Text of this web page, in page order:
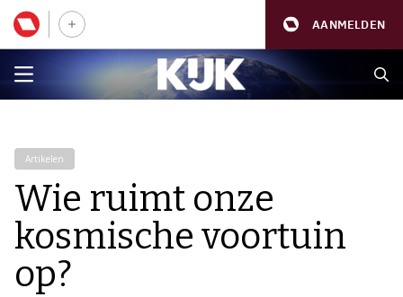
AANMELDEN
Artikelen
Wie ruimt onze
kosmische voortuin
op?